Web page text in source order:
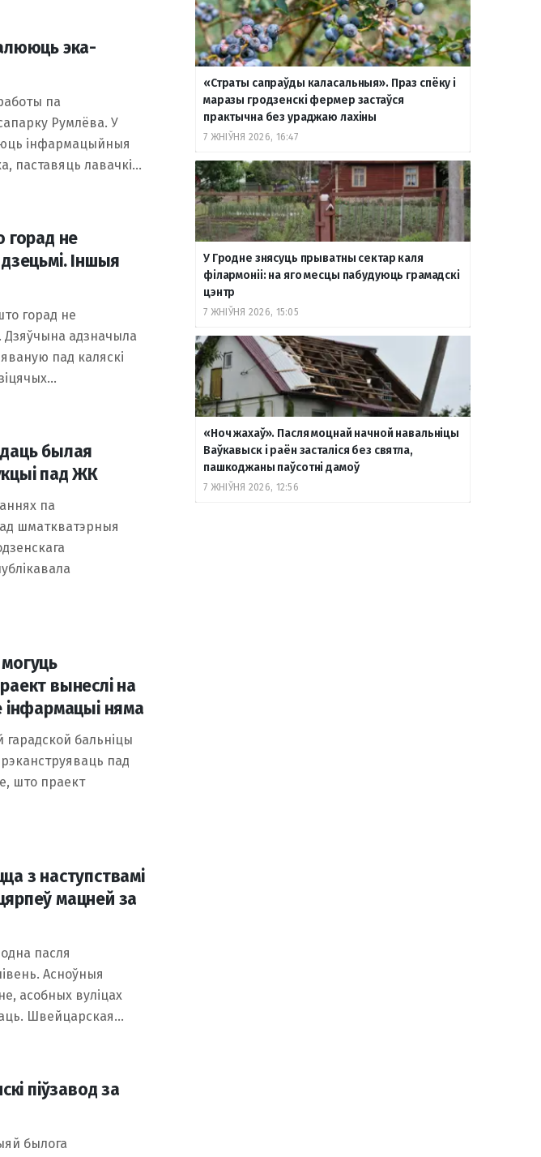
эка-
па
Румлёва. У
інфармацыйныя
паставяць лавачкі…
горад не
Іншыя
горад не
Дзяўчына адзначыла
пад каляскі
былая
пад ЖК
па
шматкватэрныя
вынеслі на
інфармацыі няма
гарадской бальніцы
пад
што праект
з наступствамі
мацней за
пасля
Асноўныя
асобных вуліцах
Швейцарская…
піўзавод за
былога
«Страты сапраўды каласальныя». Праз спёку і
маразы гродзенскі фермер застаўся
практычна без ураджаю лахіны
7 ЖНІЎНЯ 2026, 16:47
У Гродне знясуць прыватны сектар каля
філармоніі: на яго месцы пабудуюць грамадскі
цэнтр
7 ЖНІЎНЯ 2026, 15:05
«Ноч жахаў». Пасля моцнай начной навальніцы
Ваўкавыск і раён засталіся без святла,
пашкоджаны паўсотні дамоў
7 ЖНІЎНЯ 2026, 12:56